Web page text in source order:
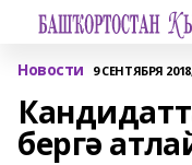
Новости 9 СЕНТЯБРЯ
бергә